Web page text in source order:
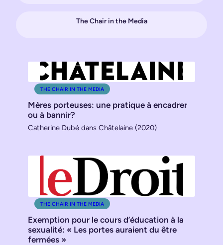
The Chair in the Media
THE CHAIR IN THE MEDIA
Mères porteuses: une pratique à encadrer
ou à bannir?
Catherine Dubé dans Châtelaine (2020)
THE CHAIR IN THE MEDIA
Exemption pour le cours d’éducation à la
sexualité: « Les portes auraient du être
fermées »